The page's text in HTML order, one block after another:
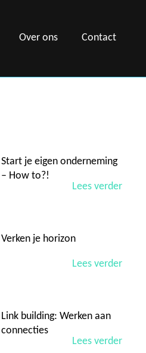
Over ons Contact
Start je eigen onderneming
– How to?!
Lees verder
Verken je horizon
Lees verder
Link building: Werken aan
connecties
Lees verder